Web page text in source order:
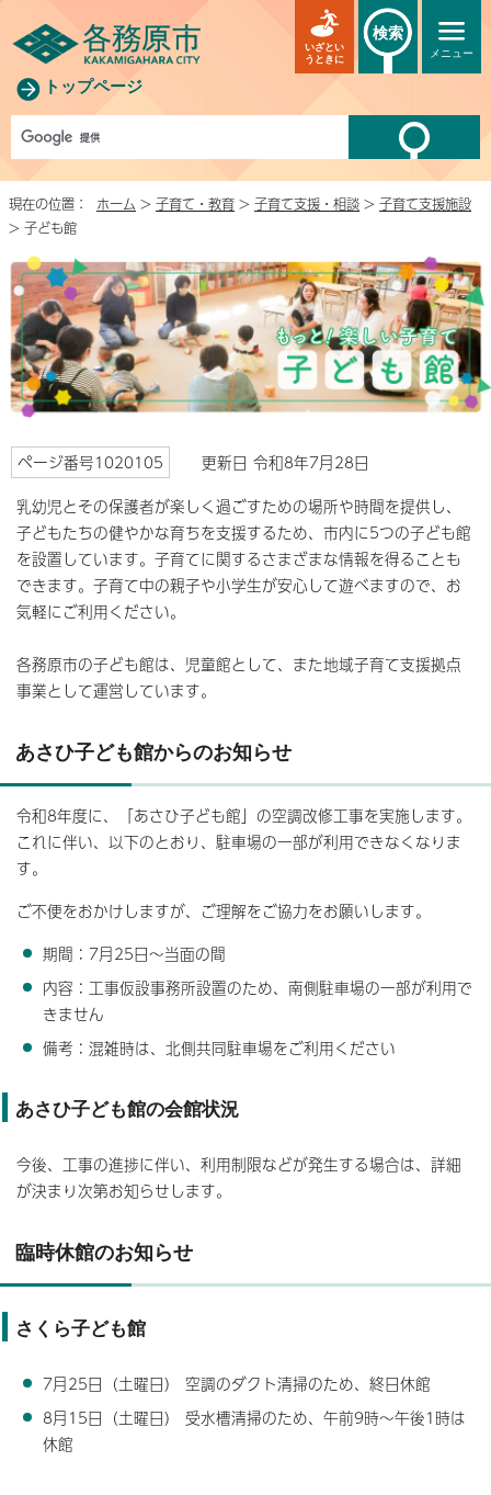
トップページ
メニュー
いざとい
うときに
検索
現在の位置： ホーム > 子育て・教育 > 子育て支援・相談 > 子育て支援施設
> 子ども館
ページ番号1020105
更新日 令和8年7月28日
乳幼児とその保護者が楽しく過ごすための場所や時間を提供し、
子どもたちの健やかな育ちを支援するため、市内に5つの子ども館
を設置しています。子育てに関するさまざまな情報を得ることも
できます。子育て中の親子や小学生が安心して遊べますので、お
気軽にご利用ください。
各務原市の子ども館は、児童館として、また地域子育て支援拠点
事業として運営しています。
あさひ子ども館からのお知らせ
令和8年度に、「あさひ子ども館」の空調改修工事を実施します。
これに伴い、以下のとおり、駐車場の一部が利用できなくなりま
す。
ご不便をおかけしますが、ご理解をご協力をお願いします。
期間：7月25日～当面の間
内容：工事仮設事務所設置のため、南側駐車場の一部が利用で
きません
備考：混雑時は、北側共同駐車場をご利用ください
あさひ子ども館の会館状況
今後、工事の進捗に伴い、利用制限などが発生する場合は、詳細
が決まり次第お知らせします。
臨時休館のお知らせ
さくら子ども館
7月25日（土曜日） 空調のダクト清掃のため、終日休館
8月15日（土曜日） 受水槽清掃のため、午前9時～午後1時は
休館